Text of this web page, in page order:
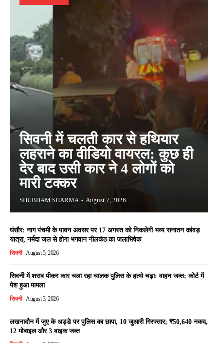
सिवनी में चलती कार से हथियार
लहराने का वीडियो वायरल: कुछ ही
देर बाद उसी कार ने 4 लोगों को
मारी टक्कर
SHUBHAM SHARMA - August 7, 2026
घंसौर: नाग पंचमी के पावन अवसर पर 17 अगस्त को निकलेगी भव्य सनातन कांवड़
यात्रा, नर्मदा जल से होगा भगवान नीलकंठ का जलाभिषेक
सिवनी August 5, 2026
सिवनी में शराब पीकर कार चला रहा चालक पुलिस के हत्थे चढ़ा: वाहन जब्त; कोर्ट में
पेश हुआ मामला
सिवनी August 3, 2026
लखनादौन में जुए के अड्डे पर पुलिस का छापा, 10 जुआरी गिरफ्तार; ₹50,640 नकद,
12 मोबाइल और 3 बाइक जब्त